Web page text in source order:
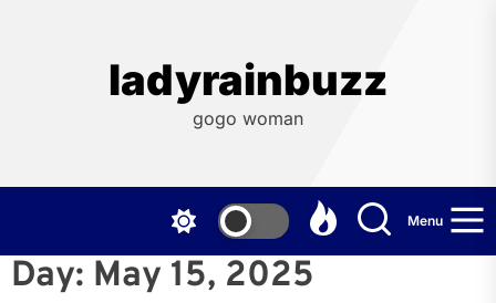
ladyrainbuzz
gogo woman
Menu
Day: May 15, 2025